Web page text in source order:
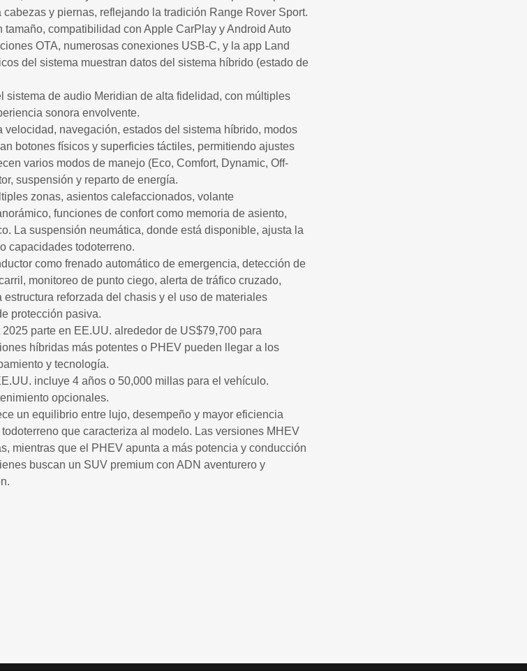
y piernas, reflejando la tradición Range Rover Sport.
compatibilidad con Apple CarPlay y Android Auto
OTA, numerosas conexiones USB-C, y la app Land
del sistema muestran datos del sistema híbrido (estado de
sistema de audio Meridian de alta fidelidad, con múltiples
sonora envolvente.
velocidad, navegación, estados del sistema híbrido, modos
botones físicos y superficies táctiles, permitiendo ajustes
varios modos de manejo (Eco, Comfort, Dynamic, Off-
suspensión y reparto de energía.
zonas, asientos calefaccionados, volante
funciones de confort como memoria de asiento,
La suspensión neumática, donde está disponible, ajusta la
capacidades todoterreno.
como frenado automático de emergencia, detección de
monitoreo de punto ciego, alerta de tráfico cruzado,
reforzada del chasis y el uso de materiales
protección pasiva.
parte en EE.UU. alrededor de US$79,700 para
híbridas más potentes o PHEV pueden llegar a los
y tecnología.
incluye 4 años o 50,000 millas para el vehículo.
opcionales.
un equilibrio entre lujo, desempeño y mayor eficiencia
que caracteriza al modelo. Las versiones MHEV
mientras que el PHEV apunta a más potencia y conducción
buscan un SUV premium con ADN aventurero y